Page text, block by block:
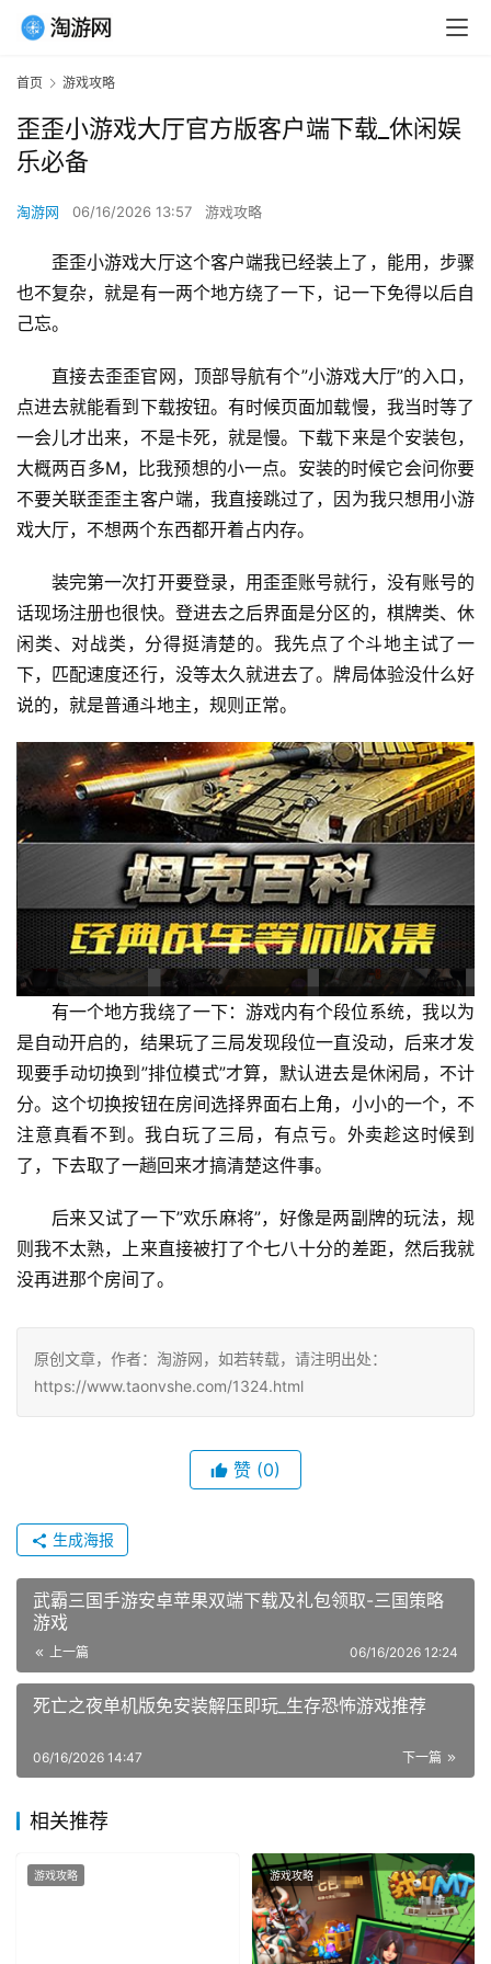
首页 游戏攻略
歪歪小游戏大厅官方版客户端下载_休闲娱
乐必备
淘游网 06/16/2026 13:57 游戏攻略
歪歪小游戏大厅这个客户端我已经装上了，能用，步骤
也不复杂，就是有一两个地方绕了一下，记一下免得以后自
己忘。
直接去歪歪官网，顶部导航有个”小游戏大厅”的入口，
点进去就能看到下载按钮。有时候页面加载慢，我当时等了
一会儿才出来，不是卡死，就是慢。下载下来是个安装包，
大概两百多M，比我预想的小一点。安装的时候它会问你要
不要关联歪歪主客户端，我直接跳过了，因为我只想用小游
戏大厅，不想两个东西都开着占内存。
装完第一次打开要登录，用歪歪账号就行，没有账号的
话现场注册也很快。登进去之后界面是分区的，棋牌类、休
闲类、对战类，分得挺清楚的。我先点了个斗地主试了一
下，匹配速度还行，没等太久就进去了。牌局体验没什么好
说的，就是普通斗地主，规则正常。
有一个地方我绕了一下：游戏内有个段位系统，我以为
是自动开启的，结果玩了三局发现段位一直没动，后来才发
现要手动切换到”排位模式”才算，默认进去是休闲局，不计
分。这个切换按钮在房间选择界面右上角，小小的一个，不
注意真看不到。我白玩了三局，有点亏。外卖趁这时候到
了，下去取了一趟回来才搞清楚这件事。
后来又试了一下”欢乐麻将”，好像是两副牌的玩法，规
则我不太熟，上来直接被打了个七八十分的差距，然后我就
没再进那个房间了。
原创文章，作者：淘游网，如若转载，请注明出处：
https://www.taonvshe.com/1324.html
赞 (0)
生成海报
武霸三国手游安卓苹果双端下载及礼包领取-三国策略
游戏
上一篇 06/16/2026 12:24
死亡之夜单机版免安装解压即玩_生存恐怖游戏推荐
下一篇
06/16/2026 14:47
相关推荐
游戏攻略 游戏攻略